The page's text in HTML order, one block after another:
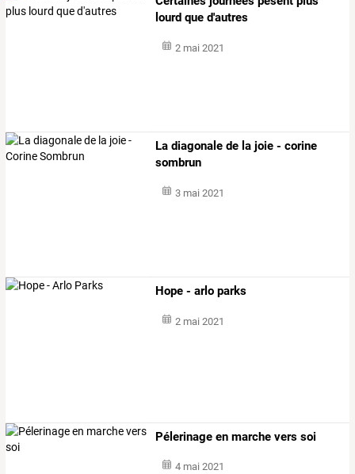
lourd que d'autres
2 mai 2021
La diagonale de la joie - corine
sombrun
3 mai 2021
Hope - arlo parks
2 mai 2021
Pélerinage en marche vers soi
4 mai 2021